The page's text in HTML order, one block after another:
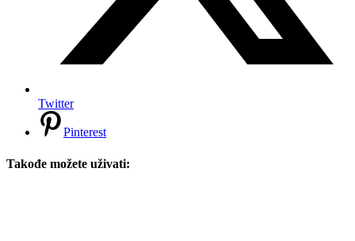
Twitter
Pinterest
Takođe možete uživati: